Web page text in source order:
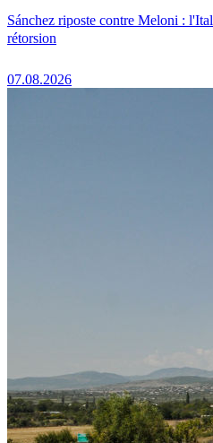
Sánchez riposte contre Meloni :
rétorsion
07.08.2026